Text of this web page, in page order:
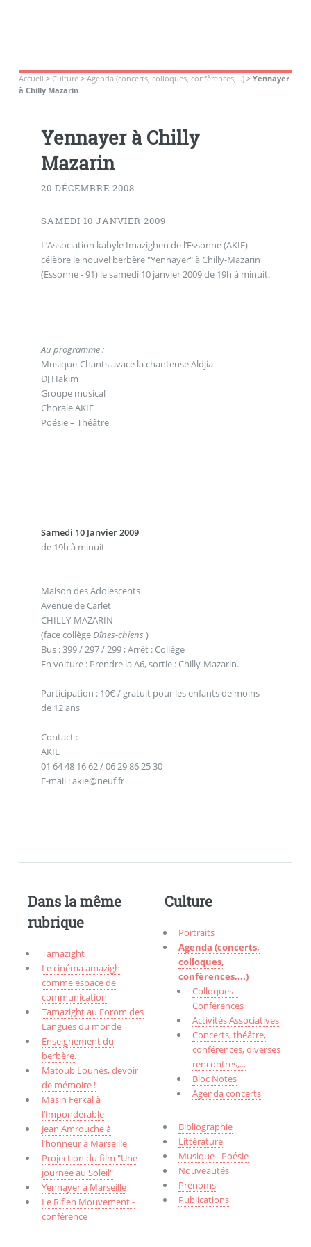
Accueil > Culture> Agenda (concerts, colloques, confèrences,...)> Yennayer
à Chilly Mazarin
Yennayer à Chilly
Mazarin
20 DÉCEMBRE 2008
SAMEDI 10 JANVIER 2009
L’Association kabyle Imazighen de l’Essonne (AKIE)
célèbre le nouvel berbère "Yennayer" à Chilly-Mazarin
(Essonne - 91) le samedi 10 janvier 2009 de 19h à minuit.
Au programme :
Musique-Chants avace la chanteuse Aldjia
DJ Hakim
Groupe musical
Chorale AKIE
Poésie – Théâtre
Samedi 10 Janvier 2009
de 19h à minuit
Maison des Adolescents
Avenue de Carlet
CHILLY-MAZARIN
(face collègeDînes-chiens )
Bus : 399 / 297 / 299 ; Arrêt : Collège
En voiture : Prendre la A6, sortie : Chilly-Mazarin.
Participation : 10€ / gratuit pour les enfants de moins
de 12 ans
Contact :
AKIE
01 64 48 16 62 / 06 29 86 25 30
E-mail : akie@neuf.fr
Dans la même
rubrique
Tamazight
Le cinéma amazigh
comme espace de
communication
Tamazight au Forom des
Langues du monde
Enseignement du
berbère.
Matoub Lounès, devoir
de mémoire !
Masin Ferkal à
l’Impondérable
Jean Amrouche à
l’honneur à Marseille
Projection du film "Une
journée au Soleil"
Yennayer à Marseille
Le Rif en Mouvement -
conférence
Culture
Portraits
Agenda (concerts,
colloques,
confèrences,...)
Colloques -
Conférences
Activités Associatives
Concerts, théâtre,
conférences, diverses
rencontres,...
Bloc Notes
Agenda concerts
Bibliographie
Littérature
Musique - Poésie
Nouveautés
Prénoms
Publications